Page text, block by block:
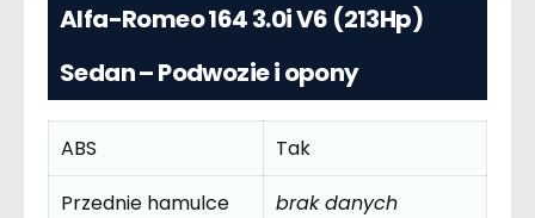
Alfa-Romeo 164 3.0i V6 (213Hp)
Sedan – Podwozie i opony
ABS
Tak
Przednie hamulce
brak danych